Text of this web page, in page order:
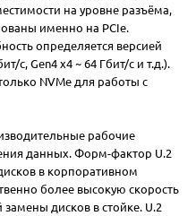
на уровне разъёма,
именно на PCIe.
определяется версией
с, Gen4 x4 ~ 64 Гбит/с и т.д.).
NVMe для работы с
рабочие
данных. Форм-фактор U.2
в корпоративном
более высокую скорость
замены дисков в стойке. U.2